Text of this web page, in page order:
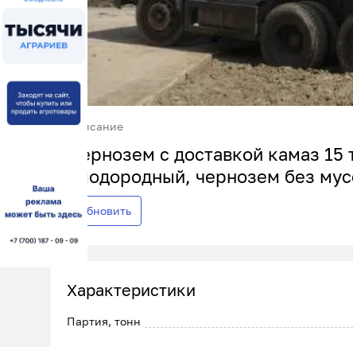
Описание
Чернозем с доставкой камаз
плодородный, чернозем без
Обновить
Характеристики
Партия, тонн